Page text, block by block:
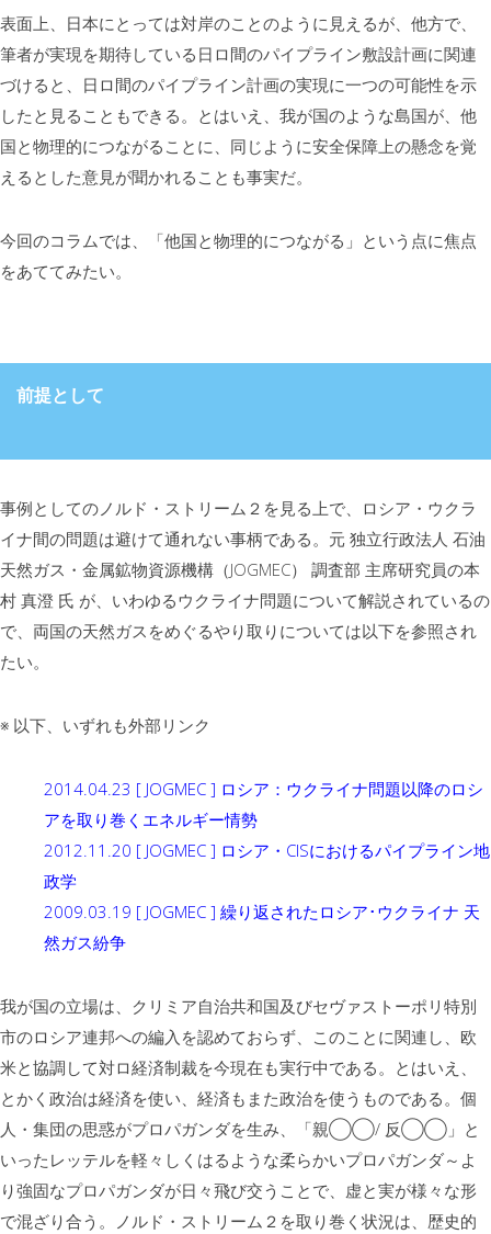
表面上、日本にとっては対岸のことのように見えるが、他方で、
筆者が実現を期待している日ロ間のパイプライン敷設計画に関連
づけると、日ロ間のパイプライン計画の実現に一つの可能性を示
したと見ることもできる。とはいえ、我が国のような島国が、他
国と物理的につながることに、同じように安全保障上の懸念を覚
えるとした意見が聞かれることも事実だ。
今回のコラムでは、「他国と物理的につながる」という点に焦点
をあててみたい。
前提として
事例としてのノルド・ストリーム２を見る上で、ロシア・ウクラ
イナ間の問題は避けて通れない事柄である。元 独立行政法人 石油
天然ガス・金属鉱物資源機構（JOGMEC） 調査部 主席研究員の本
村 真澄 氏 が、いわゆるウクライナ問題について解説されているの
で、両国の天然ガスをめぐるやり取りについては以下を参照され
たい。
※ 以下、いずれも外部リンク
2014.04.23 [ JOGMEC ] ロシア：ウクライナ問題以降のロシ
アを取り巻くエネルギー情勢
2012.11.20 [ JOGMEC ] ロシア・CISにおけるパイプライン地
政学
2009.03.19 [ JOGMEC ] 繰り返されたロシア･ウクライナ 天
然ガス紛争
我が国の立場は、クリミア自治共和国及びセヴァストーポリ特別
市のロシア連邦への編入を認めておらず、このことに関連し、欧
米と協調して対ロ経済制裁を今現在も実行中である。とはいえ、
とかく政治は経済を使い、経済もまた政治を使うものである。個
人・集団の思惑がプロパガンダを生み、「親◯◯/ 反◯◯」と
いったレッテルを軽々しくはるような柔らかいプロパガンダ～よ
り強固なプロパガンダが日々飛び交うことで、虚と実が様々な形
で混ざり合う。ノルド・ストリーム２を取り巻く状況は、歴史的